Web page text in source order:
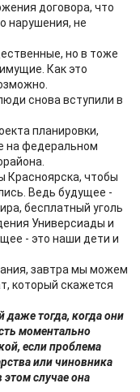
договора, что
нарушения, не
но в тоже
Как это
снова вступили в
планировки,
на федеральном
Красноярска, чтобы
Ведь будущее -
бесплатный уголь
Универсиады и
- это наши дети и
завтра мы можем
который скажется
тогда, когда они
моментально
если проблема
или чиновника
случае она